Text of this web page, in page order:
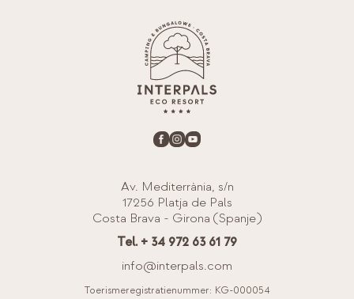
Av. Mediterrània, s/n
17256 Platja de Pals
Costa Brava - Girona (Spanje)
Tel. + 34 972 63 61 79
info@interpals.com
Toerismeregistratienummer: KG-000054